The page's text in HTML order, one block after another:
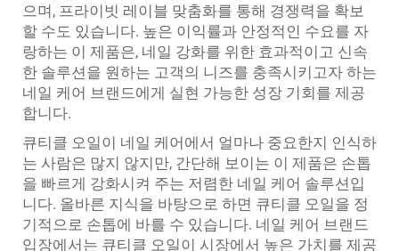
으며, 프라이빗 레이블 맞춤화를 통해 경쟁력을 확보
할 수도 있습니다. 높은 이익률과 안정적인 수요를 자
랑하는 이 제품은, 네일 강화를 위한 효과적이고 신속
한 솔루션을 원하는 고객의 니즈를 충족시키고자 하는
네일 케어 브랜드에게 실현 가능한 성장 기회를 제공
합니다.
큐티클 오일이 네일 케어에서 얼마나 중요한지 인식하
는 사람은 많지 않지만, 간단해 보이는 이 제품은 손톱
을 빠르게 강화시켜 주는 저렴한 네일 케어 솔루션입
니다. 올바른 지식을 바탕으로 하면 큐티클 오일을 정
기적으로 손톱에 바를 수 있습니다. 네일 케어 브랜드
입장에서는 큐티클 오일이 시장에서 높은 가치를 제공